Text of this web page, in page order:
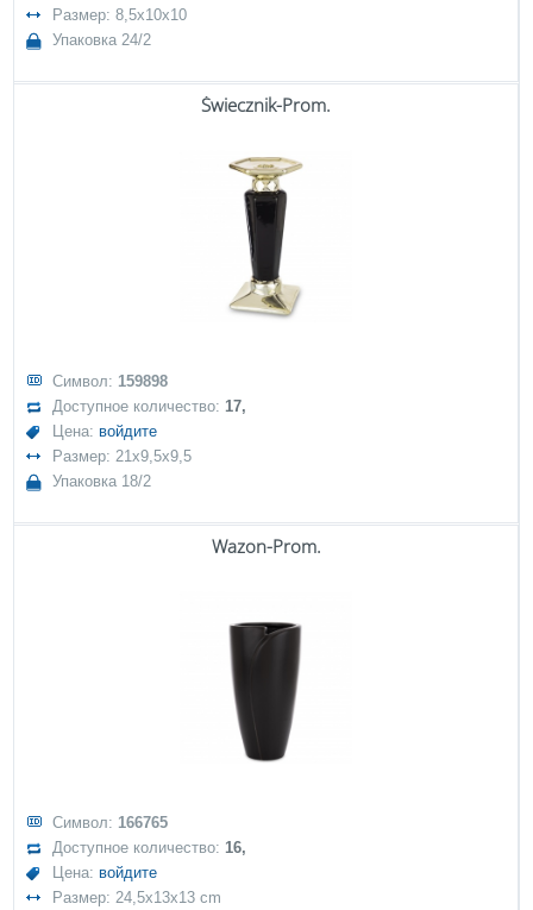
Размер: 8,5x10x10
Упаковка 24/2
Świecznik-Prom.
Символ: 159898
Доступное количество:17,
Цена: войдите
Размер: 21x9,5x9,5
Упаковка 18/2
Wazon-Prom.
Символ: 166765
Доступное количество:16,
Цена: войдите
Размер: 24,5x13x13 cm